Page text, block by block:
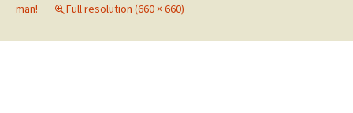
man!
Full resolution (660 × 660)